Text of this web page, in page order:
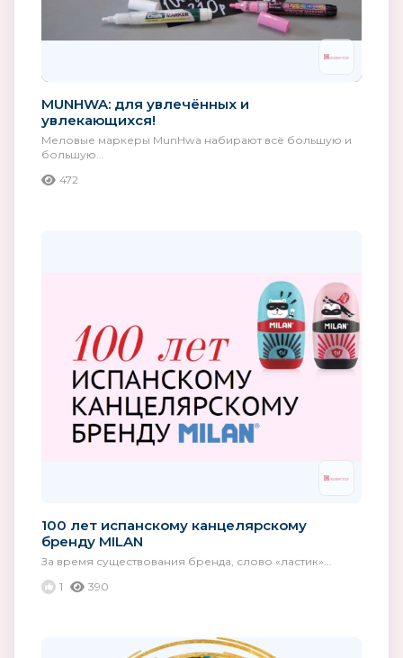
MUNHWA: для увлечённых и
увлекающихся!
Меловые маркеры MunHwa набирают всё большую и
большую...
472
100 лет испанскому канцелярскому
бренду MILAN
За время существования бренда, слово «ластик»...
1
390